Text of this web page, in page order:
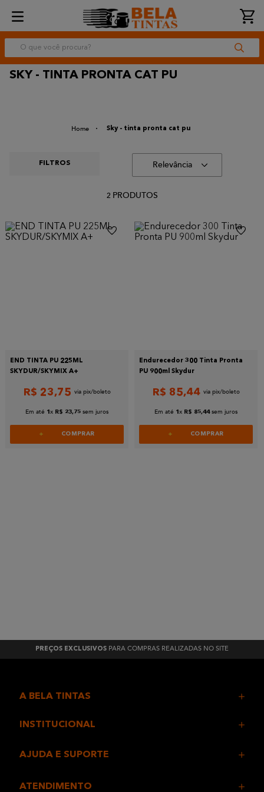
O que você procura?
SKY - TINTA PRONTA CAT PU
Sky - tinta pronta cat pu
Relevância
2 PRODUTOS
END TINTA PU 225ML
SKYDUR/SKYMIX A+
R$ 23,75
Em até 1 x R$ 23,75 sem juros
COMPRAR
Endurecedor 300 Tinta Pronta
PU 900ml Skydur
R$ 85,44
Em até 1 x R$ 85,44 sem juros
COMPRAR
PREÇOS EXCLUSIVOS PARA COMPRAS REALIZADAS NO SITE
A BELA TINTAS
INSTITUCIONAL
AJUDA E SUPORTE
ATENDIMENTO